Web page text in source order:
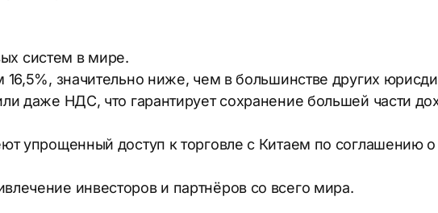
систем в мире.
16,5%, значительно ниже, чем в большинстве других
даже НДС, что гарантирует сохранение большей части
упрощенный доступ к торговле с Китаем по соглашению
инвесторов и партнёров со всего мира.